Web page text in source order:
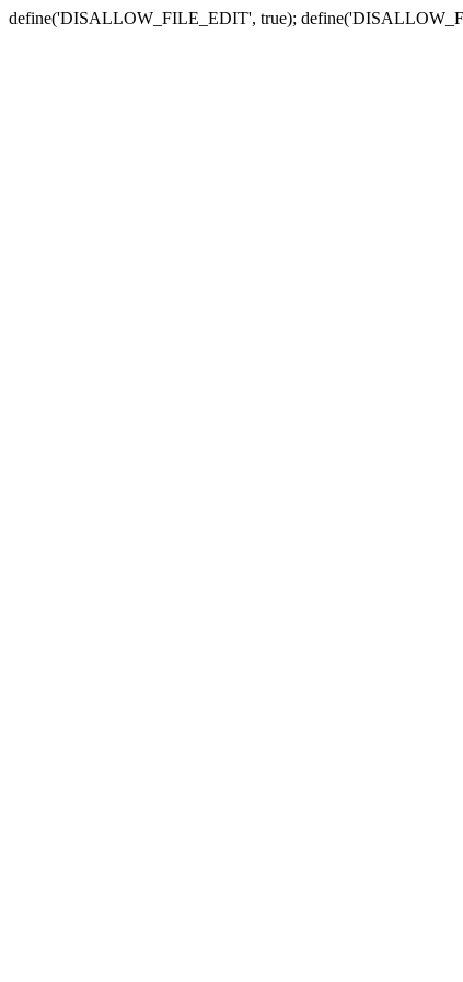
define('DISALLOW_FILE_EDIT', true);